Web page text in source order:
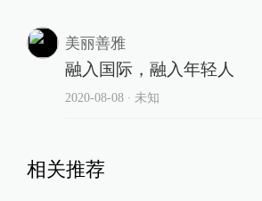
美丽善雅
融入国际，融入年轻人
2020-08-08∙ 未知
相关推荐